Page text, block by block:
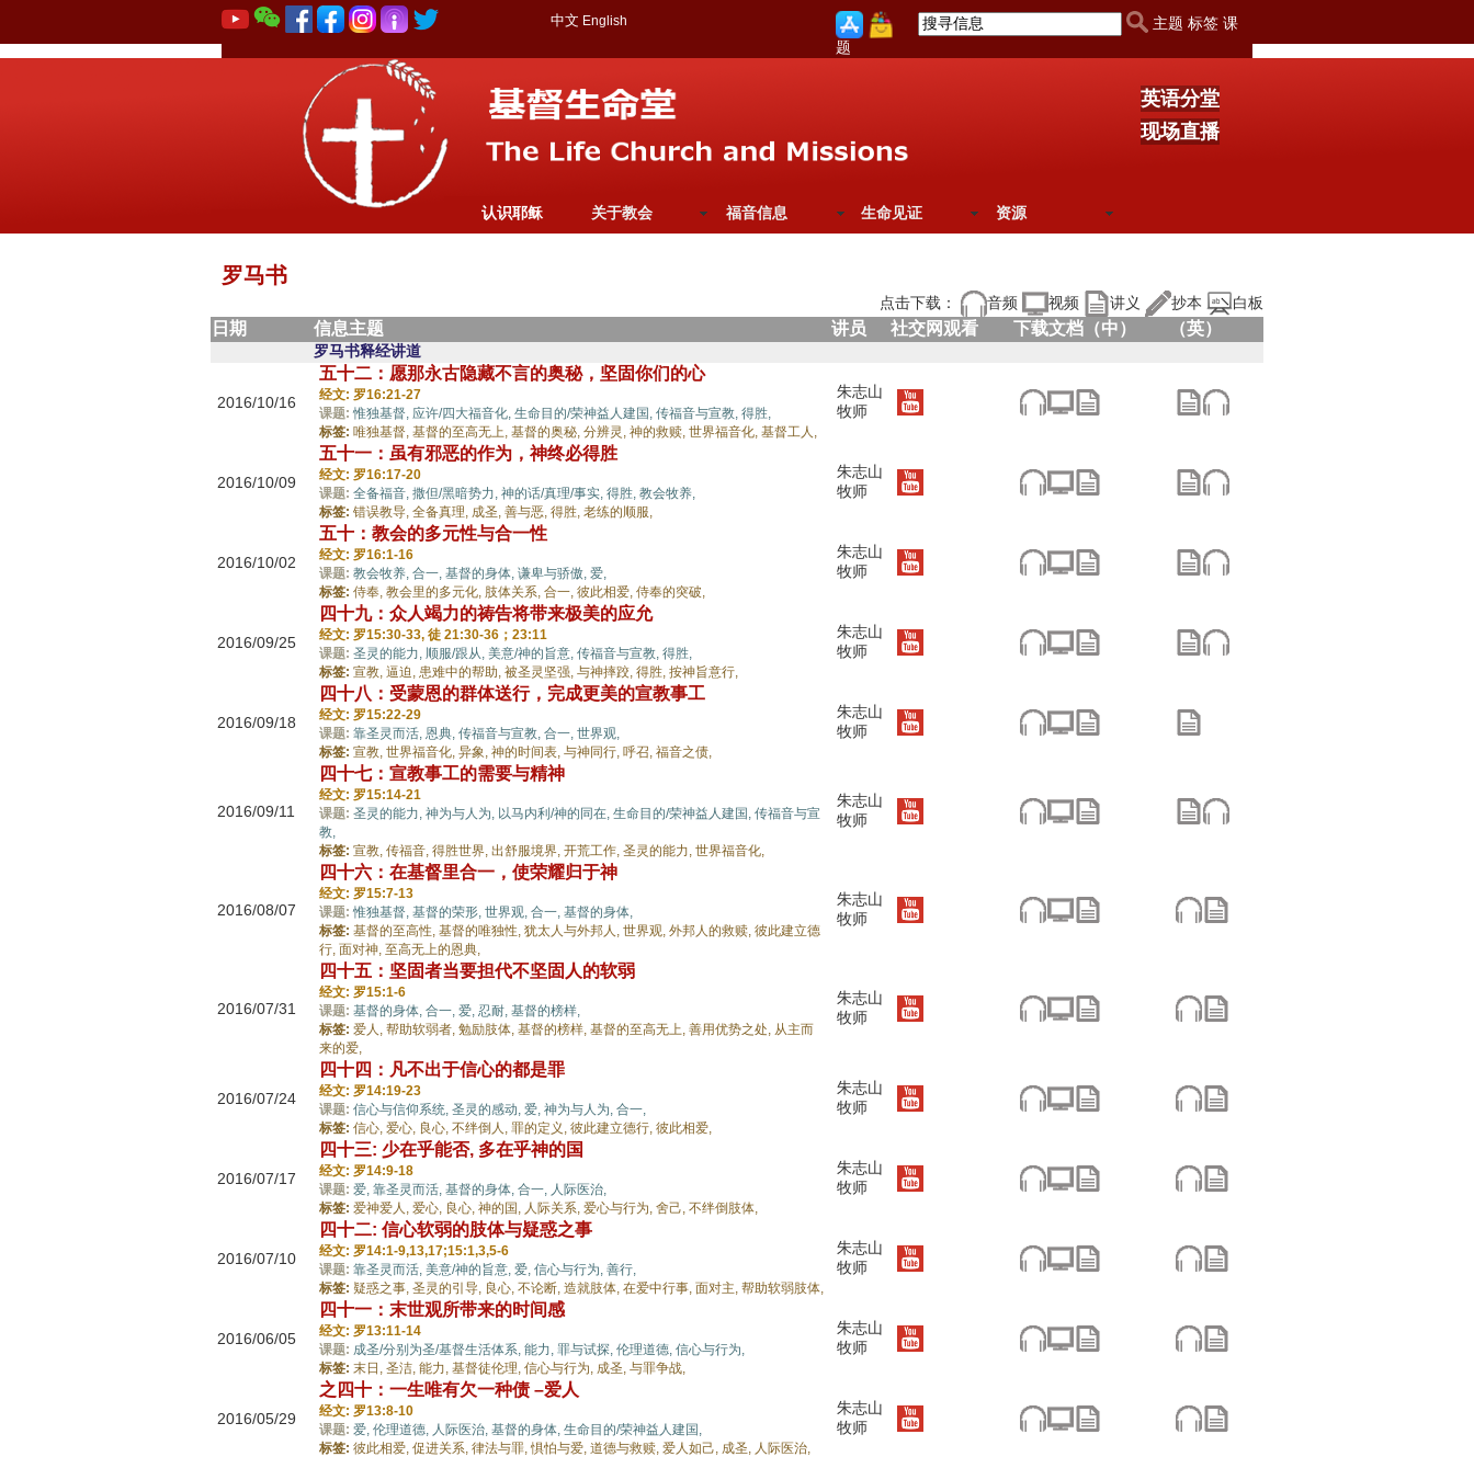
中文 English
主题 标签 课
题
英语分堂
现场直播
认识耶稣 关于教会 福音信息 生命见证 资源
罗马书
点击下载： 音频 视频 讲义 抄本 白板
日期 信息主题 讲员 社交网观看 下载文档（中） （英）
罗马书释经讲道
2016/10/16
五十二：愿那永古隐藏不言的奥秘，坚固你们的心
经文: 罗16:21-27
课题:惟独基督, 应许/四大福音化, 生命目的/荣神益人建国, 传福音与宣教, 得胜,
标签: 唯独基督, 基督的至高无上, 基督的奥秘, 分辨灵, 神的救赎, 世界福音化, 基督工人,
朱志山
牧师
2016/10/09
五十一：虽有邪恶的作为，神终必得胜
经文: 罗16:17-20
课题: 全备福音, 撒但/黑暗势力, 神的话/真理/事实, 得胜, 教会牧养,
标签: 错误教导, 全备真理, 成圣, 善与恶, 得胜, 老练的顺服,
朱志山
牧师
2016/10/02
五十：教会的多元性与合一性
经文: 罗16:1-16
课题: 教会牧养, 合一, 基督的身体, 谦卑与骄傲, 爱,
标签: 侍奉, 教会里的多元化, 肢体关系, 合一, 彼此相爱, 侍奉的突破,
朱志山
牧师
2016/09/25
四十九：众人竭力的祷告将带来极美的应允
经文: 罗15:30-33, 徒 21:30-36；23:11
课题: 圣灵的能力, 顺服/跟从, 美意/神的旨意, 传福音与宣教, 得胜,
标签: 宣教, 逼迫, 患难中的帮助, 被圣灵坚强, 与神摔跤, 得胜, 按神旨意行,
朱志山
牧师
2016/09/18
四十八：受蒙恩的群体送行，完成更美的宣教事工
经文: 罗15:22-29
课题: 靠圣灵而活, 恩典, 传福音与宣教, 合一, 世界观,
标签: 宣教, 世界福音化, 异象, 神的时间表, 与神同行, 呼召, 福音之债,
朱志山
牧师
2016/09/11
四十七：宣教事工的需要与精神
经文: 罗15:14-21
课题: 圣灵的能力, 神为与人为, 以马内利/神的同在, 生命目的/荣神益人建国, 传福音与宣
教,
标签: 宣教, 传福音, 得胜世界, 出舒服境界, 开荒工作, 圣灵的能力, 世界福音化,
朱志山
牧师
2016/08/07
四十六：在基督里合一，使荣耀归于神
经文: 罗15:7-13
课题:惟独基督, 基督的荣形, 世界观, 合一, 基督的身体,
标签: 基督的至高性, 基督的唯独性, 犹太人与外邦人, 世界观, 外邦人的救赎, 彼此建立德
行, 面对神, 至高无上的恩典,
朱志山
牧师
2016/07/31
四十五：坚固者当要担代不坚固人的软弱
经文: 罗15:1-6
课题: 基督的身体, 合一, 爱, 忍耐, 基督的榜样,
标签: 爱人, 帮助软弱者, 勉励肢体, 基督的榜样, 基督的至高无上, 善用优势之处, 从主而
来的爱,
朱志山
牧师
2016/07/24
四十四：凡不出于信心的都是罪
经文: 罗14:19-23
课题: 信心与信仰系统, 圣灵的感动, 爱, 神为与人为, 合一,
标签: 信心, 爱心, 良心, 不绊倒人, 罪的定义, 彼此建立德行, 彼此相爱,
朱志山
牧师
2016/07/17
四十三: 少在乎能否, 多在乎神的国
经文: 罗14:9-18
课题: 爱, 靠圣灵而活, 基督的身体, 合一, 人际医治,
标签: 爱神爱人, 爱心, 良心, 神的国, 人际关系, 爱心与行为, 舍己, 不绊倒肢体,
朱志山
牧师
2016/07/10
四十二: 信心软弱的肢体与疑惑之事
经文: 罗14:1-9,13,17;15:1,3,5-6
课题: 靠圣灵而活, 美意/神的旨意, 爱, 信心与行为, 善行,
标签: 疑惑之事, 圣灵的引导, 良心, 不论断, 造就肢体, 在爱中行事, 面对主, 帮助软弱肢体,
朱志山
牧师
2016/06/05
四十一：末世观所带来的时间感
经文: 罗13:11-14
课题: 成圣/分别为圣/基督生活体系, 能力, 罪与试探, 伦理道德, 信心与行为,
标签: 末日, 圣洁, 能力, 基督徒伦理, 信心与行为, 成圣, 与罪争战,
朱志山
牧师
2016/05/29
之四十：一生唯有欠一种债 –爱人
经文: 罗13:8-10
课题: 爱, 伦理道德, 人际医治, 基督的身体, 生命目的/荣神益人建国,
标签: 彼此相爱, 促进关系, 律法与罪,惧怕与爱, 道德与救赎, 爱人如己, 成圣, 人际医治,
朱志山
牧师